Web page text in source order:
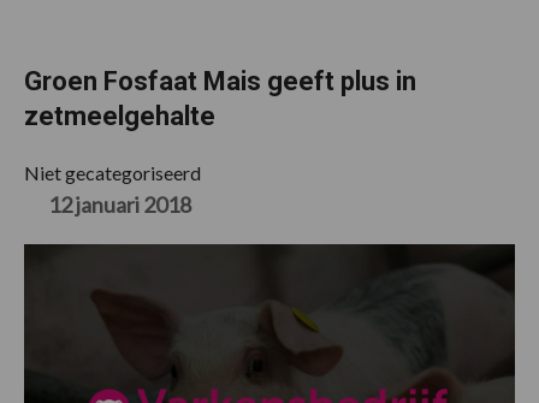
Groen Fosfaat Mais geeft plus in
zetmeelgehalte
Niet gecategoriseerd
12 januari 2018